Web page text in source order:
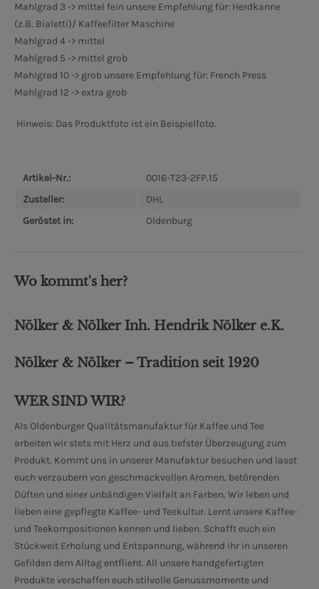
Mahlgrad 3 -> mittel fein unsere Empfehlung für: Herdkanne
(z.B. Bialetti)/ Kaffeefilter Maschine
Mahlgrad 4 -> mittel
Mahlgrad 5 -> mittel grob
Mahlgrad 10 -> grob unsere Empfehlung für: French Press
Mahlgrad 12 -> extra grob
Hinweis: Das Produktfoto ist ein Beispielfoto.
Artikel-Nr.:
0016-T23-2FP.15
Zusteller:
DHL
Geröstet in:
Oldenburg
Wo kommt's her?
Nölker & Nölker Inh. Hendrik Nölker e.K.
Nölker & Nölker – Tradition seit 1920
WER SIND WIR?
Als Oldenburger Qualitätsmanufaktur für Kaffee und Tee
arbeiten wir stets mit Herz und aus tiefster Überzeugung zum
Produkt. Kommt uns in unserer Manufaktur besuchen und lasst
euch verzaubern von geschmackvollen Aromen, betörenden
Düften und einer unbändigen Vielfalt an Farben. Wir leben und
lieben eine gepflegte Kaffee- und Teekultur. Lernt unsere Kaffee-
und Teekompositionen kennen und lieben. Schafft euch ein
Stückweit Erholung und Entspannung, während ihr in unseren
Gefilden dem Alltag entflieht. All unsere handgefertigten
Produkte verschaffen euch stilvolle Genussmomente und